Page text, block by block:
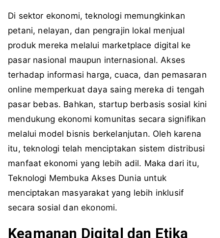
Di sektor ekonomi, teknologi memungkinkan
petani, nelayan, dan pengrajin lokal menjual
produk mereka melalui marketplace digital ke
pasar nasional maupun internasional. Akses
terhadap informasi harga, cuaca, dan pemasaran
online memperkuat daya saing mereka di tengah
pasar bebas. Bahkan, startup berbasis sosial kini
mendukung ekonomi komunitas secara signifikan
melalui model bisnis berkelanjutan. Oleh karena
itu, teknologi telah menciptakan sistem distribusi
manfaat ekonomi yang lebih adil. Maka dari itu,
Teknologi Membuka Akses Dunia untuk
menciptakan masyarakat yang lebih inklusif
secara sosial dan ekonomi.
Keamanan Digital dan Etika